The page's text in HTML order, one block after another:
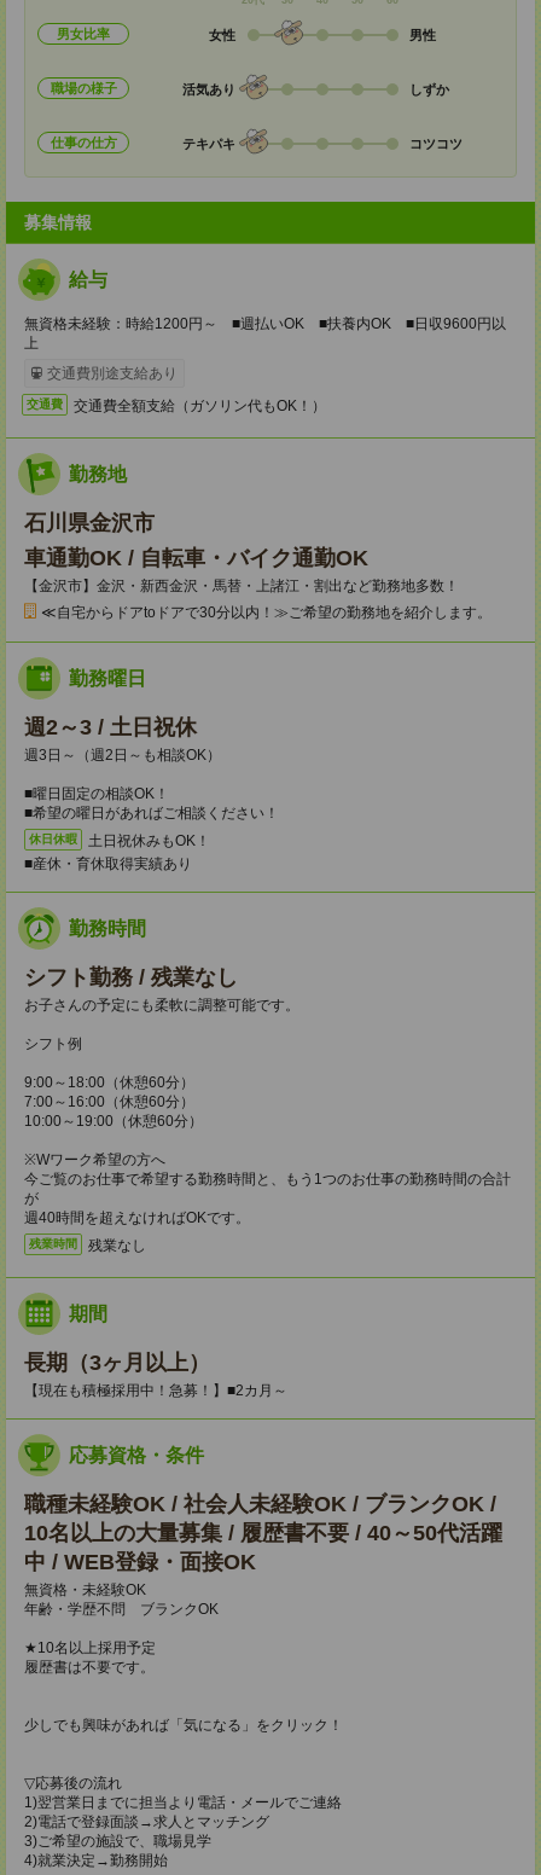
男女比率 女性 男性
職場の様子 活気あり しずか
仕事の仕方 テキパキ コツコツ
募集情報
給与
無資格未経験：時給1200円～ ■週払いOK ■扶養内OK ■日収9600円以
上
交通費別途支給あり
交通費 交通費全額支給（ガソリン代もOK！）
勤務地
石川県金沢市
車通勤OK / 自転車・バイク通勤OK
【金沢市】金沢・新西金沢・馬替・上諸江・割出など勤務地多数！
≪自宅からドアtoドアで30分以内！≫ご希望の勤務地を紹介します。
勤務曜日
週2～3 / 土日祝休
週3日～（週2日～も相談OK）
■曜日固定の相談OK！
■希望の曜日があればご相談ください！
休日休暇
土日祝休みもOK！
■産休・育休取得実績あり
勤務時間
シフト勤務 / 残業なし
お子さんの予定にも柔軟に調整可能です。
シフト例
9:00～18:00（休憩60分）
7:00～16:00（休憩60分）
10:00～19:00（休憩60分）
※Wワーク希望の方へ
今ご覧のお仕事で希望する勤務時間と、もう1つのお仕事の勤務時間の合計
が
週40時間を超えなければOKです。
残業時間 残業なし
期間
長期（3ヶ月以上）
【現在も積極採用中！急募！】■2カ月～
応募資格・条件
職種未経験OK / 社会人未経験OK / ブランクOK /
10名以上の大量募集 / 履歴書不要 / 40～50代活躍
中 / WEB登録・面接OK
無資格・未経験OK
年齢・学歴不問 ブランクOK
★10名以上採用予定
履歴書は不要です。
少しでも興味があれば「気になる」をクリック！
▽応募後の流れ
1)翌営業日までに担当より電話・メールでご連絡
2)電話で登録面談→求人とマッチング
3)ご希望の施設で、職場見学
4)就業決定→勤務開始